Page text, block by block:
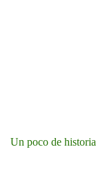
Navegación
Un poco de historia